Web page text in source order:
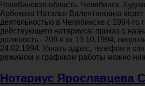
Челябинская область, Челябинск,
Арбекова Наталья Валентиновна
деятельностью в Челябинске с 1994-го
действующего нотариуса: приказ о
должность - 209-к от 13.10.1994,
24.02.1994. Узнать адрес, телефон и
режимом и графиком работы можно
Нотариус Ярославцева